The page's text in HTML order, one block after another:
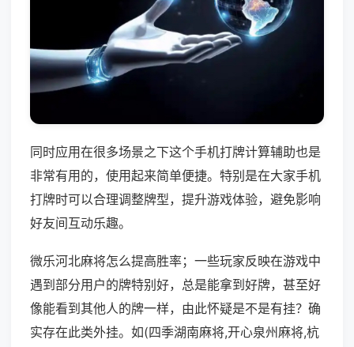
同时应用在很多场景之下这个手机打牌计算辅助也是
非常有用的，使用起来简单便捷。特别是在大家手机
打牌时可以合理调整牌型，提升游戏体验，避免影响
好友间互动乐趣。
微乐河北麻将怎么提高胜率；一些玩家反映在游戏中
遇到部分用户的牌特别好，总是能拿到好牌，甚至好
像能看到其他人的牌一样，由此怀疑是不是有挂？确
实存在此类外挂。如(四季湖南麻将,开心泉州麻将,杭